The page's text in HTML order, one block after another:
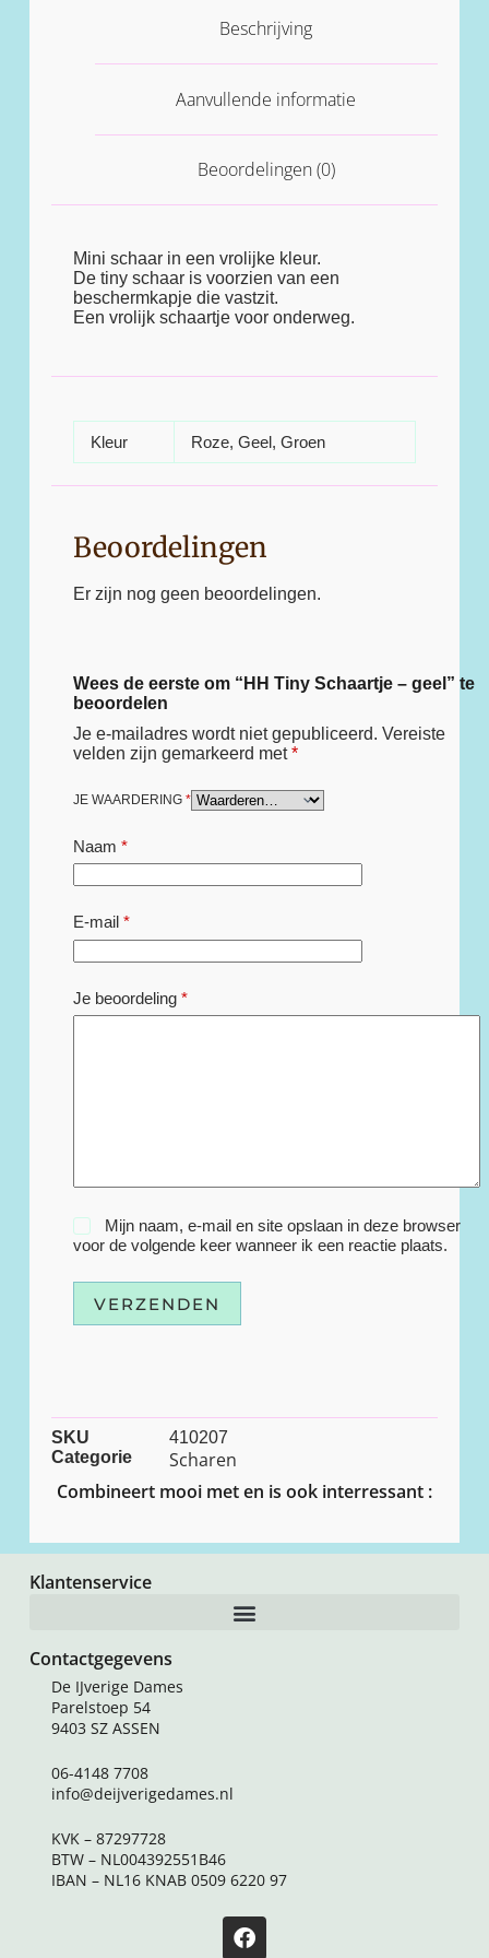
Beschrijving
Aanvullende informatie
Beoordelingen (0)
Mini schaar in een vrolijke kleur.
De tiny schaar is voorzien van een
beschermkapje die vastzit.
Een vrolijk schaartje voor onderweg.
Kleur Roze, Geel, Groen
Beoordelingen
Er zijn nog geen beoordelingen.
Wees de eerste om “HH Tiny Schaartje – geel” te
beoordelen
Je e-mailadres wordt niet gepubliceerd. Vereiste
velden zijn gemarkeerd met*
JE WAARDERING *
Naam *
E-mail*
Je beoordeling *
Mijn naam, e-mail en site opslaan in deze browser
voor de volgende keer wanneer ik een reactie plaats.
VERZENDEN
SKU
410207
Categorie
Scharen
Combineert mooi met en is ook interressant :
Klantenservice
Contactgegevens
De IJverige Dames
Parelstoep 54
9403 SZ ASSEN
06-4148 7708
info@deijverigedames.nl
KVK – 87297728
BTW – NL004392551B46
IBAN – NL16 KNAB 0509 6220 97